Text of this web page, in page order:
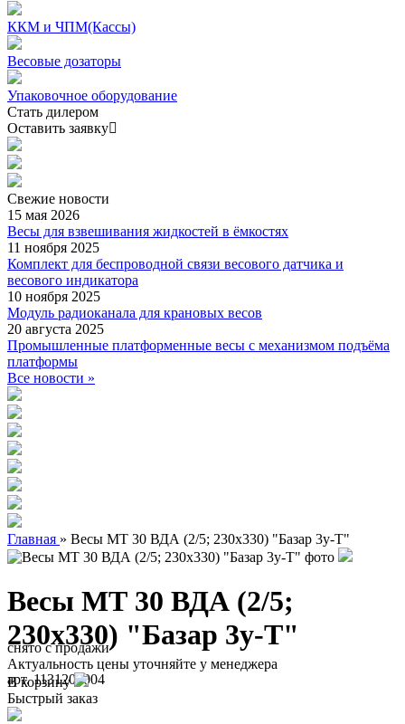
ККМ и ЧПМ(Кассы)
Весовые дозаторы
Упаковочное оборудование
Стать дилером
Оставить заявку
Свежие новости
15 мая 2026
Весы для взвешивания жидкостей в ёмкостях
11 ноября 2025
Комплект для беспроводной связи весового датчика и
весового индикатора
10 ноября 2025
Модуль радиоканала для крановых весов
20 августа 2025
Промышленные платформенные весы с механизмом подъёма
платформы
Все новости »
Главная » Весы МТ 30 ВДА (2/5; 230х330) "Базар 3у-Т"
Весы МТ 30 ВДА (2/5;
230х330) "Базар 3у-Т"
арт. 1131200004
снято с продажи
Актуальность цены уточняйте у менеджера
В корзину
Быстрый заказ